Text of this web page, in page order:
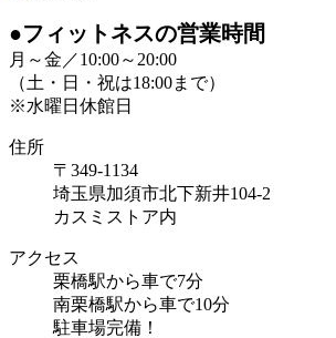
●フィットネスの営業時間
月～金／10:00～20:00
（土・日・祝は18:00まで）
※水曜日休館日
住所
〒349-1134
埼玉県加須市北下新井104-2
カスミストア内
アクセス
栗橋駅から車で7分
南栗橋駅から車で10分
駐車場完備！